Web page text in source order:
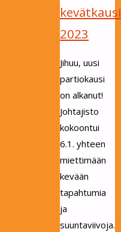
kevätkausi
2023
Jihuu, uusi
partiokausi
on alkanut!
Johtajisto
kokoontui
6.1. yhteen
miettimään
kevään
tapahtumia
ja
suuntaviivoja.